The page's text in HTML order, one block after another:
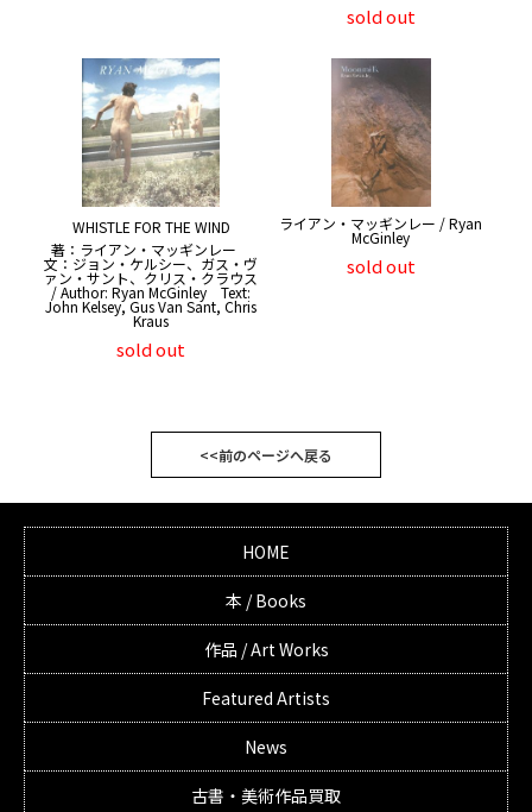
sold out
WHISTLE FOR THE WIND
著：ライアン・マッギンレー
文：ジョン・ケルシー、ガス・ヴ
ァン・サント、クリス・クラウス
/ Author: Ryan McGinley Text:
John Kelsey, Gus Van Sant, Chris
Kraus
sold out
ライアン・マッギンレー / Ryan
McGinley
sold out
<<前のページへ戻る
HOME
本 / Books
作品 / Art Works
Featured Artists
News
古書・美術作品買取